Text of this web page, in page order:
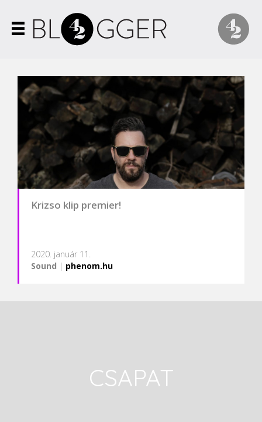
Krizso klip premier!
2020. január 11.
Sound | phenom.hu
CSAPAT